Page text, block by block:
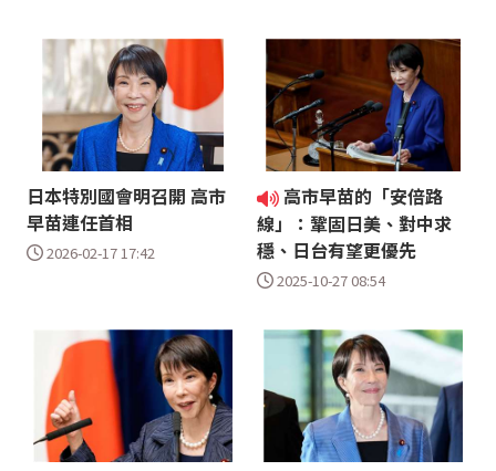
日本特別國會明召開 高市
早苗連任首相
2026-02-17 17:42
高市早苗的「安倍路
線」：鞏固日美、對中求
穩、日台有望更優先
2025-10-27 08:54